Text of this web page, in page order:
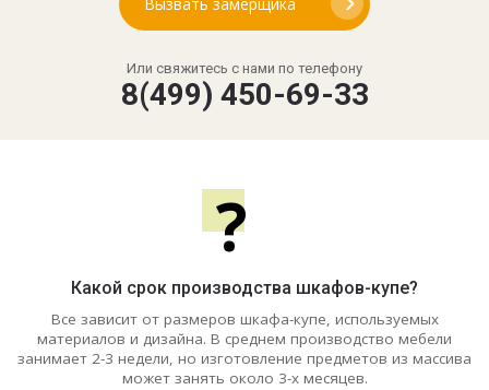
Вызвать замерщика
Или свяжитесь с нами по телефону
8(499) 450-69-33
?
Какой срок производства шкафов-купе?
Все зависит от размеров шкафа-купе, используемых
материалов и дизайна. В среднем производство мебели
занимает 2-3 недели, но изготовление предметов из массива
может занять около 3-х месяцев.